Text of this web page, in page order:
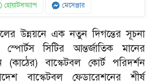
হোয়াটসঅ্যাপ মেসেঞ্জার
উন্নয়নে এক নতুন দিগন্তের সূচনা
সিটির আন্তর্জাতিক মানের
বাস্কেটবল কোর্ট পরিদর্শন
বাস্কেটবল ফেডারেশনের শীর্ষ